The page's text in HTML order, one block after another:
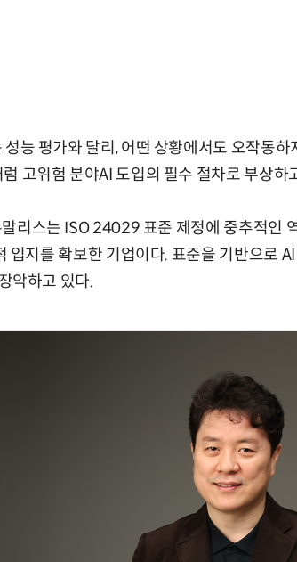
능 평가와 달리, 어떤 상황에서도 오작동
고위험 분야AI 도입의 필수 절차로 부상하
리스는 ISO 24029 표준 제정에 중추적인
입지를 확보한 기업이다. 표준을 기반으로
악하고 있다.